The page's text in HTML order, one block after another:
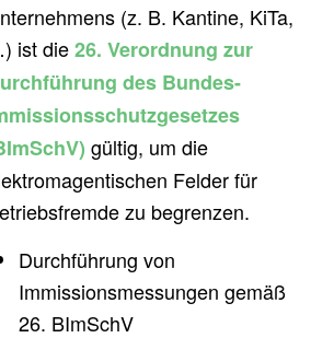
(z. B. Kantine, KiTa,
ist die26. Verordnung zur
des Bundes-
gültig, um die
Felder für
zu begrenzen.
Durchführung von
Immissionsmessungen gemäß
26. BImSchV